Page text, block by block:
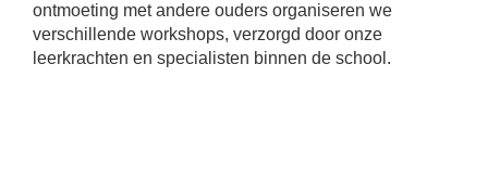
ontmoeting met andere ouders organiseren we
verschillende workshops, verzorgd door onze
leerkrachten en specialisten binnen de school.